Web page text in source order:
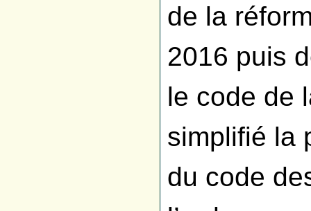
de la
2016 puis
le code de
simplifié la
du code